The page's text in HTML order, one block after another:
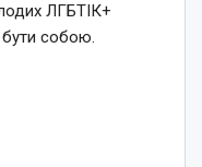
ЛГБТІК+
собою.